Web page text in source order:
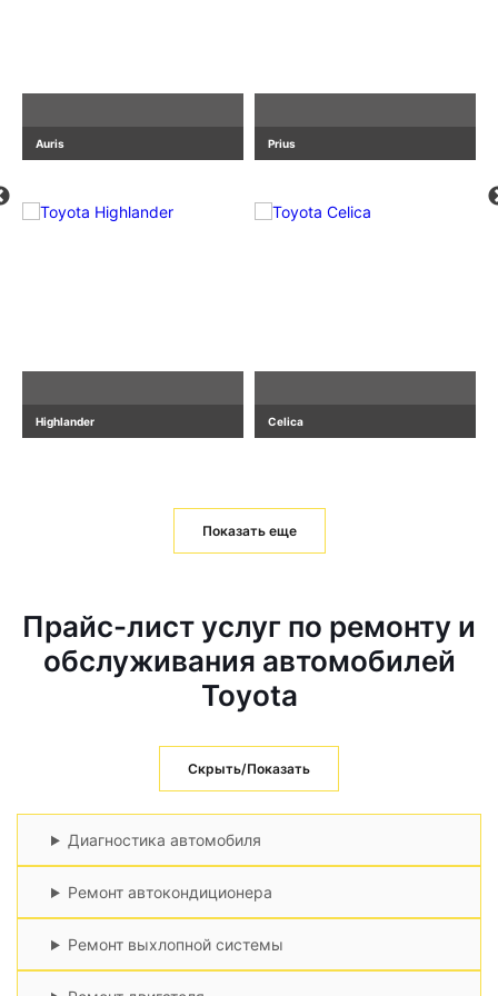
Auris
Highlander
Prius
Celica
Показать еще
Прайс-лист услуг по ремонту и
обслуживания автомобилей
Toyota
Скрыть/Показать
Диагностика автомобиля
Ремонт автокондиционера
Ремонт выхлопной системы